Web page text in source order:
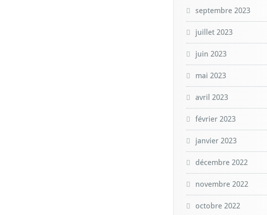
septembre 2023
juillet 2023
juin 2023
mai 2023
avril 2023
février 2023
janvier 2023
décembre 2022
novembre 2022
octobre 2022